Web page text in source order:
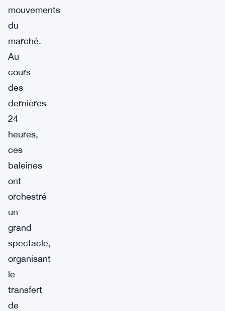
mouvements
du
marché.
Au
cours
des
dernières
24
heures,
ces
baleines
ont
orchestré
un
grand
spectacle,
organisant
le
transfert
de